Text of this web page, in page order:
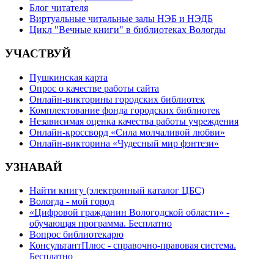
Блог читателя
Виртуальные читальные залы НЭБ и НЭДБ
Цикл "Вечные книги" в библиотеках Вологды
УЧАСТВУЙ
Пушкинская карта
Опрос о качестве работы сайта
Онлайн-викторины городских библиотек
Комплектование фонда городских библиотек
Независимая оценка качества работы учреждения
Онлайн-кроссворд «Сила молчаливой любви»
Онлайн-викторина «Чудесный мир фэнтези»
УЗНАВАЙ
Найти книгу (электронный каталог ЦБС)
Вологда - мой город
«Цифровой гражданин Вологодской области» -
обучающая программа. Бесплатно
Вопрос библиотекарю
КонсультантПлюс - справочно-правовая система.
Бесплатно